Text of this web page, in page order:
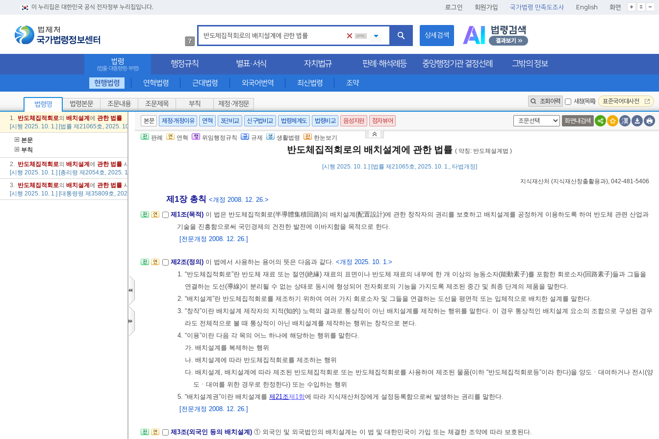
이 누리집은 대한민국 공식 전자정부 누리집입니다. 로그인 회원가입 국가법령 만족도조사 English 화면
글씨크기확대
글씨크기확대초기화
글씨크기축소
법
령
검
색
세
내
용
확
인
상세검색
법령
(법률·대통령령·부령)
현행법령 연혁법령 근대법령 외국어번역 최신법령 조약
행정규칙 별표·서식 자치법규 판례·해석례등 중앙행정기관 결정선례 그밖의 정보
법령명 법령본문 조문내용 조문제목 부칙 제정·개정문 조회이력 새창(목록) 표준국어대사전
1. 반도체 집적 회로의 배치 설계 에 관한 법률
[시행 2025. 10. 1.] [법률 제21065호, 2025. 10. 1., 타법개정]
본문
부칙
2. 반도체 집적 회로의 배치 설계 에 관한 법률 시행규칙
[시행 2025. 10. 1.] [총리령 제2054호, 2025. 10. 1., 타법개정]
3. 반도체 집적 회로의 배치 설계 에 관한 법률 시행령
[시행 2025. 10. 1.] [대통령령 제35809호, 2025. 10. 1., 타법개정]
본문 제정·개정이유 연혁 3단비교 신구법비교 법령체계도 법령비교 음성지원 점자뷰어 화면내검색
판례 연혁 위임행정규칙 규제 생활법령 한눈보기
반도체집적회로의 배치설계에 관한 법률 ( 약칭: 반도체설계법 )
[시행 2025. 10. 1.] [법률 제21065호, 2025. 10. 1., 타법개정]
지식재산처 (지식재산창출활용과), 042-481-5406
제1장 총칙 <개정 2008. 12. 26.>
제1조(목적) 이 법은 반도체집적회로(半導體集積回路)의 배치설계(配置設計)에 관한 창작자의 권리를 보호하고 배치설계를 공정하게 이용하도록 하여 반도체 관련 산업과
기술을 진흥함으로써 국민경제의 건전한 발전에 이바지함을 목적으로 한다.
[전문개정 2008. 12. 26.]
제2조(정의) 이 법에서 사용하는 용어의 뜻은 다음과 같다. <개정 2025. 10. 1.>
1. “반도체집적회로”란 반도체 재료 또는 절연(絶緣) 재료의 표면이나 반도체 재료의 내부에 한 개 이상의 능동소자(能動素子)를 포함한 회로소자(回路素子)들과 그들을
연결하는 도선(導線)이 분리될 수 없는 상태로 동시에 형성되어 전자회로의 기능을 가지도록 제조된 중간 및 최종 단계의 제품을 말한다.
2. “배치설계”란 반도체집적회로를 제조하기 위하여 여러 가지 회로소자 및 그들을 연결하는 도선을 평면적 또는 입체적으로 배치한 설계를 말한다.
3. “창작”이란 배치설계 제작자의 지적(知的) 노력의 결과로 통상적이 아닌 배치설계를 제작하는 행위를 말한다. 이 경우 통상적인 배치설계 요소의 조합으로 구성된 경우
라도 전체적으로 볼 때 통상적이 아닌 배치설계를 제작하는 행위는 창작으로 본다.
4. “이용”이란 다음 각 목의 어느 하나에 해당하는 행위를 말한다.
가. 배치설계를 복제하는 행위
나. 배치설계에 따라 반도체집적회로를 제조하는 행위
다. 배치설계, 배치설계에 따라 제조된 반도체집적회로 또는 반도체집적회로를 사용하여 제조된 물품(이하 “반도체집적회로등”이라 한다)을 양도ㆍ대여하거나 전시(양
도ㆍ대여를 위한 경우로 한정한다) 또는 수입하는 행위
5. “배치설계권”이란 배치설계를 제21조제1항에 따라 지식재산처장에게 설정등록함으로써 발생하는 권리를 말한다.
[전문개정 2008. 12. 26.]
제3조(외국인 등의 배치설계) ① 외국인 및 외국법인의 배치설계는 이 법 및 대한민국이 가입 또는 체결한 조약에 따라 보호된다.